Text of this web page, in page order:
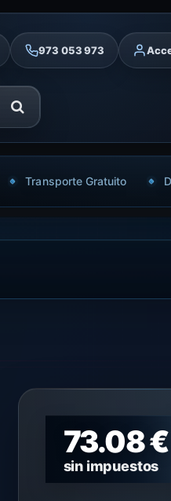
973 053 973
Transporte Gratuito
73.08 €
sin impuestos